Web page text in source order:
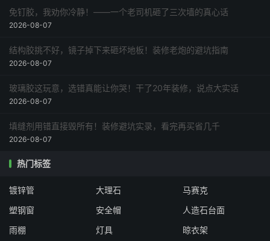
免钉胶，我劝你冷静！——一个老司机砸了三次墙的真心话
2026-08-07
结构胶挑不好，镜子掉下来砸坏地板！装修老炮的避坑指南
2026-08-07
玻璃胶这玩意，选错真能让你哭！干了20年装修，说点大实话
2026-08-07
填缝剂用错直接毁所有！装修避坑实录，看完再买省几千
2026-08-07
热门标签
镀锌管 大理石
马赛克
塑钢窗
安全帽
人造石台面
雨棚
灯具
晾衣架